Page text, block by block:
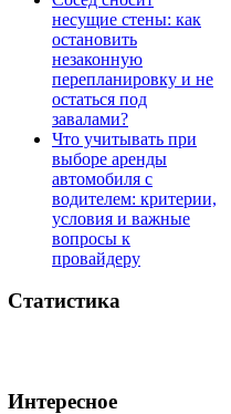
несущие стены: как
остановить
незаконную
перепланировку и не
остаться под
завалами?
Что учитывать при
выборе аренды
автомобиля с
водителем: критерии,
условия и важные
вопросы к
провайдеру
Статистика
Интересное